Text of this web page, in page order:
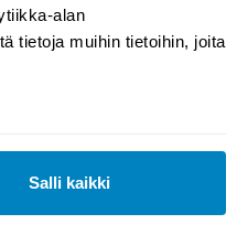
alan
tietoja muihin tietoihin, joita
Salli kaikki